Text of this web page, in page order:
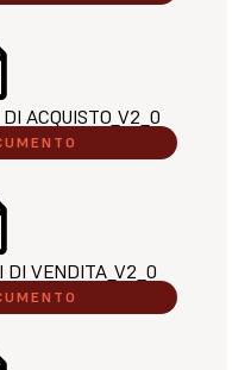
ACQUISTO_V2_0​
DI VENDITA_V2_0​